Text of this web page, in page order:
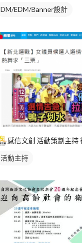
DM/EDM/Banner設計
活動主持